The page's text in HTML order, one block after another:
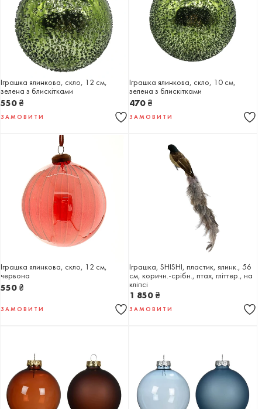
Іграшка ялинкова, скло, 12 см,
зелена з блискітками
550 ₴
ЗАМОВИТИ
Іграшка ялинкова, скло, 10 см,
зелена з блискітками
470 ₴
ЗАМОВИТИ
Іграшка ялинкова, скло, 12 см,
червона
550 ₴
ЗАМОВИТИ
Іграшка, SHISHI, пластик, ялинк., 56
см, коричн.-срібн., птах, гліттер., на
кліпсі
1 850 ₴
ЗАМОВИТИ